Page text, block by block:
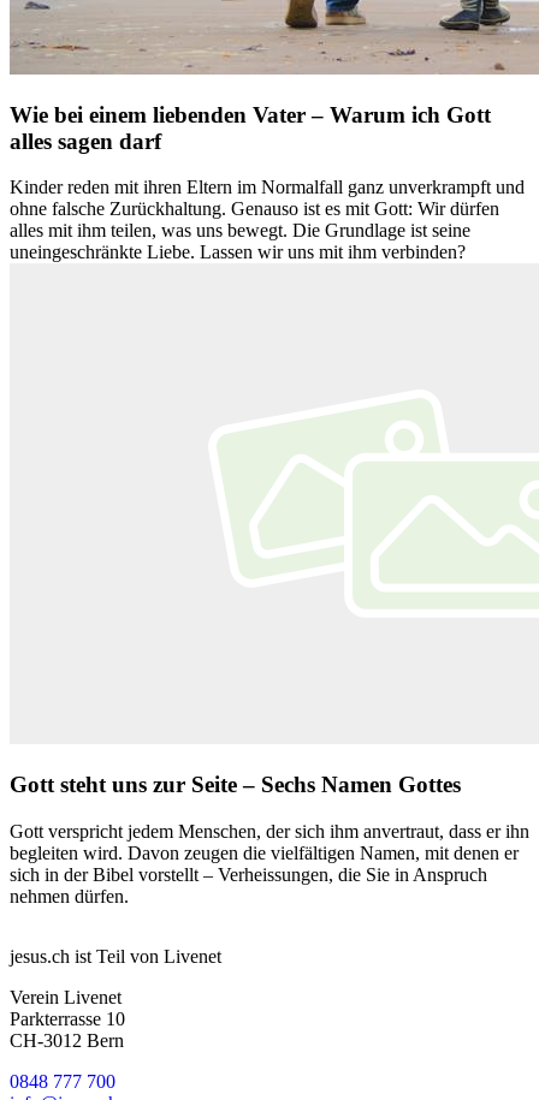
Wie bei einem liebenden Vater – Warum ich Gott
alles sagen darf
Kinder reden mit ihren Eltern im Normalfall ganz unverkrampft und
ohne falsche Zurückhaltung. Genauso ist es mit Gott: Wir dürfen
alles mit ihm teilen, was uns bewegt. Die Grundlage ist seine
uneingeschränkte Liebe. Lassen wir uns mit ihm verbinden?
Gott steht uns zur Seite – Sechs Namen Gottes
Gott verspricht jedem Menschen, der sich ihm anvertraut, dass er ihn
begleiten wird. Davon zeugen die vielfältigen Namen, mit denen er
sich in der Bibel vorstellt – Verheissungen, die Sie in Anspruch
nehmen dürfen.
jesus.ch ist Teil von Livenet
Verein Livenet
Parkterrasse 10
CH-3012 Bern
0848 777 700